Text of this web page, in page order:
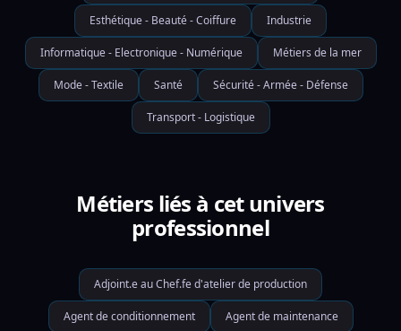
Esthétique - Beauté - Coiffure Industrie
Informatique - Electronique - Numérique Métiers de la mer
Mode - Textile Santé Sécurité - Armée - Défense
Transport - Logistique
Métiers liés à cet univers
professionnel
Adjoint.e au Chef.fe d'atelier de production
Agent de conditionnement Agent de maintenance